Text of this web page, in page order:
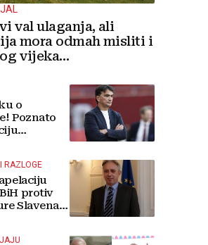
val ulaganja, ali
mora odmah misliti i
vijeka
o
Poznato
RAZLOGE
protiv
Slavena